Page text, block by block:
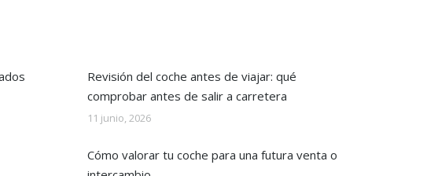
Revisión del coche antes de viajar: qué
comprobar antes de salir a carretera
11 junio, 2026
Cómo valorar tu coche para una futura venta o